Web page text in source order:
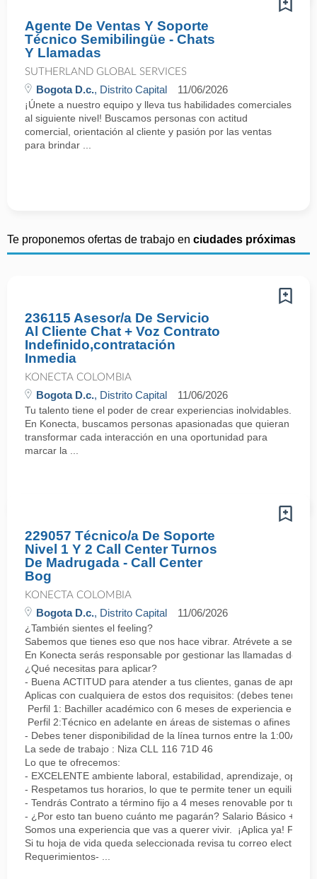
Agente De Ventas Y Soporte
Técnico Semibilingüe - Chats
Y Llamadas
SUTHERLAND GLOBAL SERVICES
Bogota D.c., Distrito Capital 11/06/2026
¡Únete a nuestro equipo y lleva tus habilidades comerciales
al siguiente nivel! Buscamos personas con actitud
comercial, orientación al cliente y pasión por las ventas
para brindar ...
Te proponemos ofertas de trabajo en ciudades próximas
236115 Asesor/a De Servicio
Al Cliente Chat + Voz Contrato
Indefinido,contratación
Inmedia
KONECTA COLOMBIA
Bogota D.c., Distrito Capital 11/06/2026
Tu talento tiene el poder de crear experiencias inolvidables.
En Konecta, buscamos personas apasionadas que quieran
transformar cada interacción en una oportunidad para
marcar la ...
229057 Técnico/a De Soporte
Nivel 1 Y 2 Call Center Turnos
De Madrugada - Call Center
Bog
KONECTA COLOMBIA
Bogota D.c., Distrito Capital 11/06/2026
¿También sientes el feeling?
Sabemos que tienes eso que nos hace vibrar. Atrévete a ser
En Konecta serás responsable por gestionar las llamadas de
¿Qué necesitas para aplicar?
- Buena ACTITUD para atender a tus clientes, ganas de
Aplicas con cualquiera de estos dos requisitos: (debes tener
Perfil 1: Bachiller académico con 6 meses de experiencia en
Perfil 2:Técnico en adelante en áreas de sistemas o afines
- Debes tener disponibilidad de la línea turnos entre la 1:00AM
La sede de trabajo : Niza CLL 116 71D 46
Lo que te ofrecemos:
- EXCELENTE ambiente laboral, estabilidad, aprendizaje,
- Respetamos tus horarios, lo que te permite tener un equilibrio
- Tendrás Contrato a término fijo a 4 meses renovable por tu
- ¿Por esto tan bueno cuánto me pagarán? Salario Básico +
Somos una experiencia que vas a querer vivir. ¡Aplica ya!
Si tu hoja de vida queda seleccionada revisa tu correo
Requerimientos- ...